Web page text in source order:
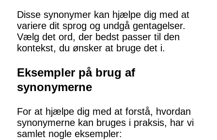
Disse synonymer kan hjælpe dig med at
variere dit sprog og undgå gentagelser.
Vælg det ord, der bedst passer til den
kontekst, du ønsker at bruge det i.
Eksempler på brug af
synonymerne
For at hjælpe dig med at forstå, hvordan
synonymerne kan bruges i praksis, har vi
samlet nogle eksempler: